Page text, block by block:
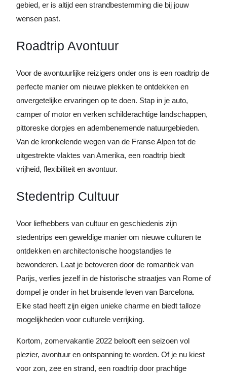
gebied, er is altijd een strandbestemming die bij jouw
wensen past.
Roadtrip Avontuur
Voor de avontuurlijke reizigers onder ons is een roadtrip de
perfecte manier om nieuwe plekken te ontdekken en
onvergetelijke ervaringen op te doen. Stap in je auto,
camper of motor en verken schilderachtige landschappen,
pittoreske dorpjes en adembenemende natuurgebieden.
Van de kronkelende wegen van de Franse Alpen tot de
uitgestrekte vlaktes van Amerika, een roadtrip biedt
vrijheid, flexibiliteit en avontuur.
Stedentrip Cultuur
Voor liefhebbers van cultuur en geschiedenis zijn
stedentrips een geweldige manier om nieuwe culturen te
ontdekken en architectonische hoogstandjes te
bewonderen. Laat je betoveren door de romantiek van
Parijs, verlies jezelf in de historische straatjes van Rome of
dompel je onder in het bruisende leven van Barcelona.
Elke stad heeft zijn eigen unieke charme en biedt talloze
mogelijkheden voor culturele verrijking.
Kortom, zomervakantie 2022 belooft een seizoen vol
plezier, avontuur en ontspanning te worden. Of je nu kiest
voor zon, zee en strand, een roadtrip door prachtige